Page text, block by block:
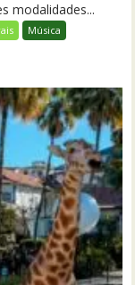
modalidades...
Música